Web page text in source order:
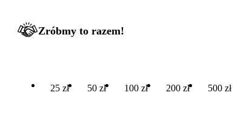
Zróbmy to razem!
25 zł 50 zł 100 zł 200 zł 500 zł